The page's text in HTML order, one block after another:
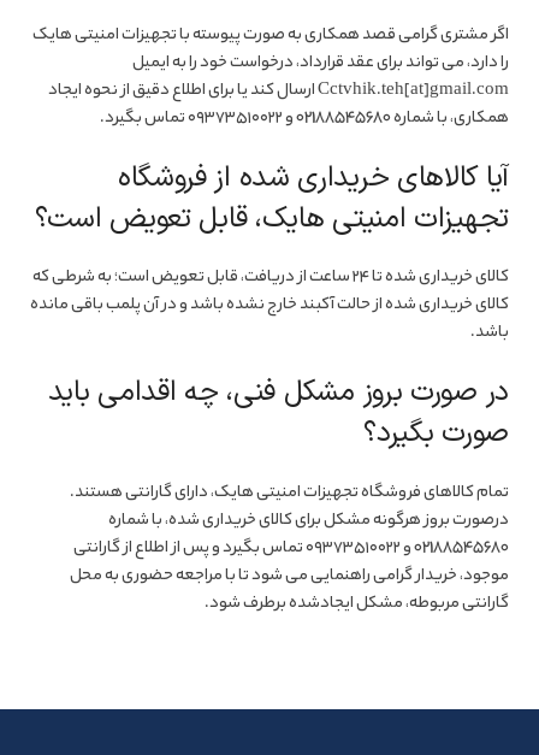
اگر مشتری گرامی قصد همکاری به صورت پیوسته با تجهیزات امنیتی هایک
را دارد، می تواند برای عقد قرارداد، درخواست خود را به ایمیل
Cctvhik.teh[at]gmail.com ارسال کند یا برای اطلاع دقیق از نحوه ایجاد
همکاری، با شماره 02188545680 و ۰۹۳۷۳۵۱۰۰۲۲ تماس بگیرد.
آیا کالاهای خریداری شده از فروشگاه
تجهیزات امنیتی هایک، قابل تعویض است؟
کالای خریداری شده تا ۲۴ ساعت از دریافت، قابل تعویض است؛ به شرطی که
کالای خریداری شده از حالت آکبند خارج نشده باشد و در آن پلمب باقی مانده
باشد.
در صورت بروز مشکل فنی، چه اقدامی باید
صورت بگیرد؟
تمام کالاهای فروشگاه تجهیزات امنیتی هایک، دارای گارانتی هستند.
درصورت بروز هرگونه مشکل برای کالای خریداری شده، با شماره
02188545680 و ۰۹۳۷۳۵۱۰۰۲۲ تماس بگیرد و پس از اطلاع از گارانتی
موجود، خریدار گرامی راهنمایی می شود تا با مراجعه حضوری به محل
گارانتی مربوطه، مشکل ایجادشده برطرف شود.